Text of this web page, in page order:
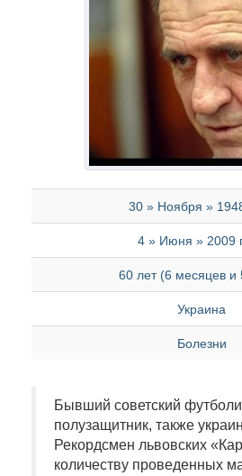
30 » Ноября »
4 » Июня » 2009
60 лет (6 месяцев и
Украина
Болезни
Бывший советский
полузащитник, также
Рекордсмен львовских
количеству проведенных